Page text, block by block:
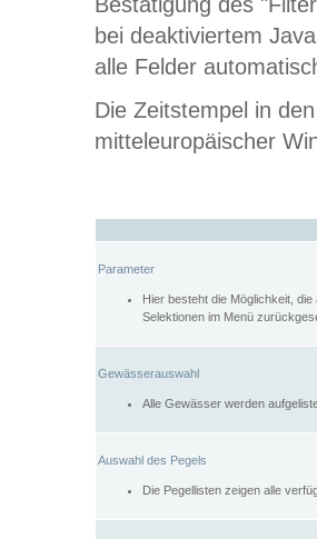
bei deaktiviertem
alle Felder
Die Zeitstempel in
mitteleuropäischer
Parameter
Hier besteht die Möglichkeit,
Selektionen im Menü
Gewässerauswahl
Alle Gewässer werden
Auswahl des Pegels
Die Pegellisten zeigen alle